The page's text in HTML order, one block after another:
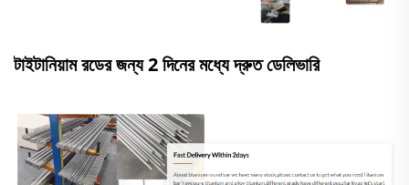
টাইটানিয়াম রডের জন্য 2 দিনের মধ্যে দ্রুত ডেলিভারি